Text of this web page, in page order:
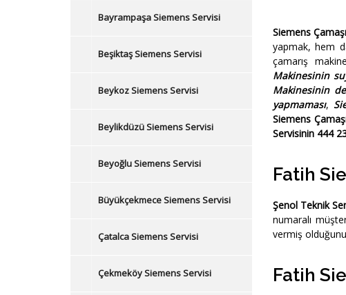
Bayrampaşa Siemens Servisi
Beşiktaş Siemens Servisi
Beykoz Siemens Servisi
Beylikdüzü Siemens Servisi
Beyoğlu Siemens Servisi
Büyükçekmece Siemens Servisi
Çatalca Siemens Servisi
Çekmeköy Siemens Servisi
Siemens
yapmak, hem
çamarış
Makinesinin
Makinesinin
yapmaması,
Siemens
Servisinin 444
Fatih
Şenol Teknik
numaralı
vermiş
Fatih